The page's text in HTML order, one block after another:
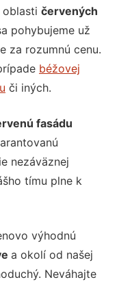
červených
pohybujeme už
za rozumnú cenu.
béžovej
či iných.
fasádu
nezáväznej
tímu plne k
výhodnú
a okolí od našej
Neváhajte